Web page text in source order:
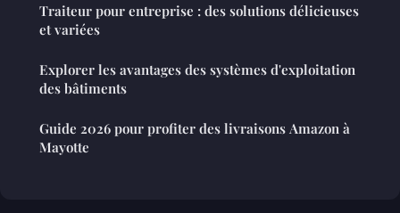
Traiteur pour entreprise : des solutions délicieuses
et variées
Explorer les avantages des systèmes d'exploitation
des bâtiments
Guide 2026 pour profiter des livraisons Amazon à
Mayotte